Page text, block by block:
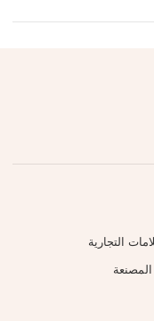
التجارية